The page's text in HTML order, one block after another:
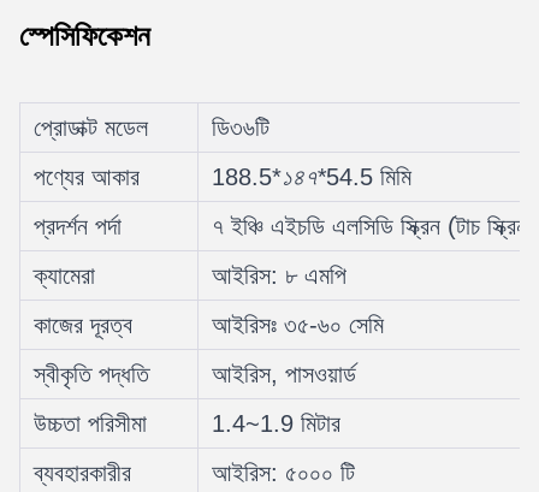
স্পেসিফিকেশন
প্রোডাক্ট মডেল
ডি৩৬টি
পণ্যের আকার
188.5*১৪৭*54.5 মিমি
প্রদর্শন পর্দা
৭ ইঞ্চি এইচডি এলসিডি স্ক্রিন (টাচ
ক্যামেরা
আইরিস: ৮ এমপি
কাজের দূরত্ব
আইরিসঃ ৩৫-৬০ সেমি
স্বীকৃতি পদ্ধতি
আইরিস, পাসওয়ার্ড
উচ্চতা পরিসীমা
1.4~1.9 মিটার
ব্যবহারকারীর
আইরিস: ৫০০০ টি